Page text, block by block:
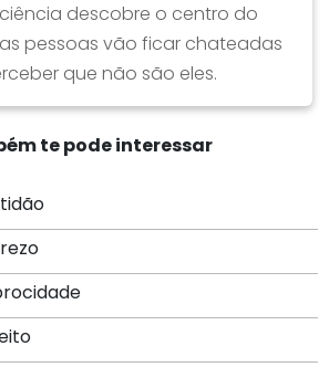
descobre o centro do
pessoas vão ficar chateadas
que não são eles.
te pode interessar